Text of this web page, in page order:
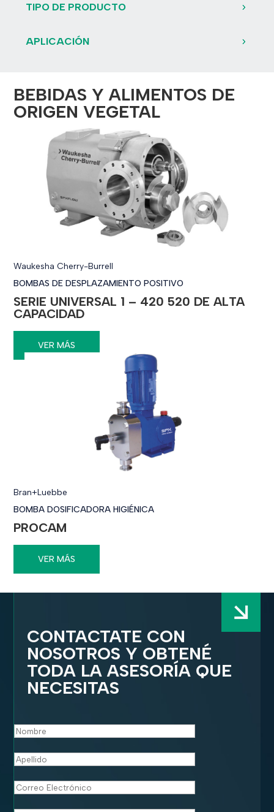
TIPO DE PRODUCTO
APLICACIÓN
BEBIDAS Y ALIMENTOS DE
ORIGEN VEGETAL
Waukesha Cherry-Burrell
BOMBAS DE DESPLAZAMIENTO POSITIVO
SERIE UNIVERSAL 1 – 420 520 DE ALTA
CAPACIDAD
VER MÁS
Bran+Luebbe
BOMBA DOSIFICADORA HIGIÉNICA
PROCAM
VER MÁS
CONTACTATE CON
NOSOTROS Y OBTENÉ
TODA LA ASESORÍA QUE
NECESITAS